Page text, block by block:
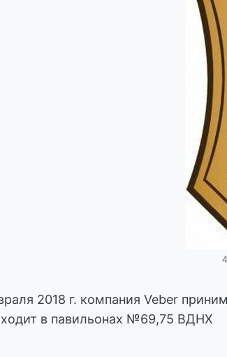
2018 г. компания Veber
в павильонах №69,75 ВДНХ